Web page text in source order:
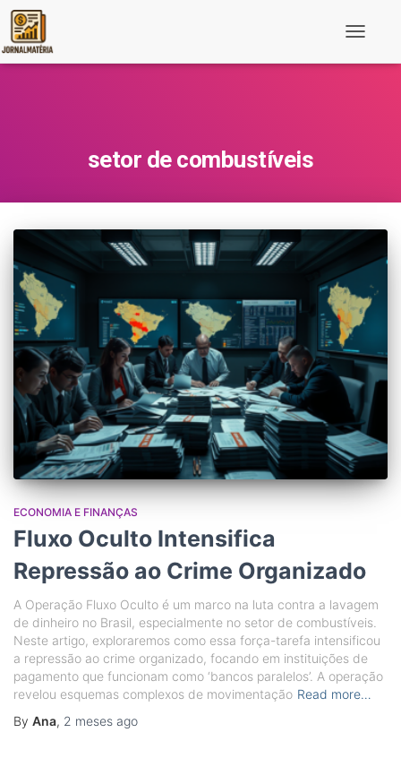
setor de combustíveis
ECONOMIA E FINANÇAS
Fluxo Oculto Intensifica
Repressão ao Crime Organizado
A Operação Fluxo Oculto é um marco na luta contra a lavagem
de dinheiro no Brasil, especialmente no setor de combustíveis.
Neste artigo, exploraremos como essa força-tarefa intensificou
a repressão ao crime organizado, focando em instituições de
pagamento que funcionam como ‘bancos paralelos’. A operação
revelou esquemas complexos de movimentação Read more…
By Ana, 2 meses ago